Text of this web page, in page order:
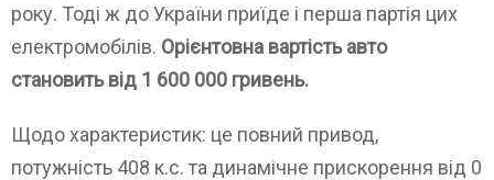
року. Тоді ж до України приїде і перша партія цих
електромобілів. Орієнтовна вартість авто
становить від 1 600 000 гривень.
Щодо характеристик: це повний привод,
потужність 408 к.с. та динамічне прискорення від 0